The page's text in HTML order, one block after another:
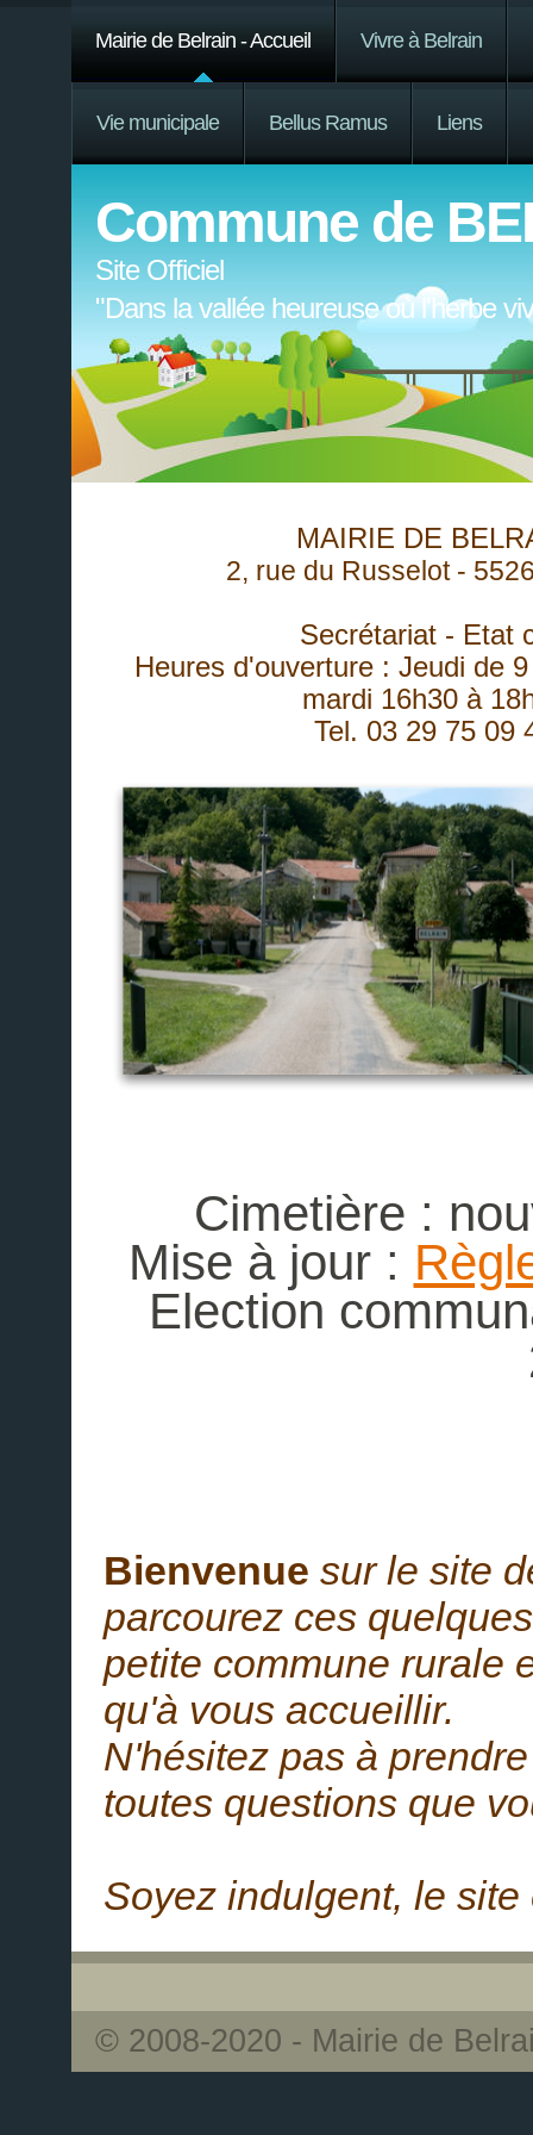
Mairie de Belrain - Accueil Vivre à Belrain
Vie municipale Bellus Ramus Liens
Commune de
Site Officiel
"Dans la vallée heureuse où l'herbe
MAIRIE DE
2, rue du Russelot -
Secrétariat - Etat
Heures d'ouverture : Jeudi de
mardi 16h30 à
Tel. 03 29 75 09
Cimetière :
Mise à jour :
Election
Bienvenue sur le site
parcourez ces
petite commune rurale
qu'à vous accueillir.
N'hésitez pas à
toutes questions que
Soyez indulgent, le
© 2008-2020 - Mairie de